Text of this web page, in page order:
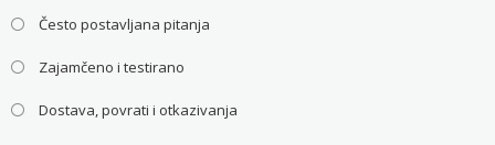
Često postavljana pitanja
Zajamčeno i testirano
Dostava, povrati i otkazivanja